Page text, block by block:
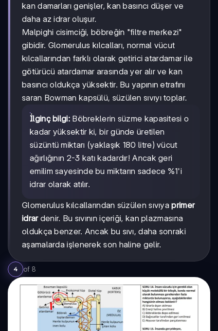
kan damarları genişler, kan basıncı düşer ve
daha az idrar oluşur.
Malpighi cisimciği, böbreğin "filtre merkezi"
gibidir. Glomerulus kılcalları, normal vücut
kılcallarından farklı olarak getirici atardamar ile
götürücü atardamar arasında yer alır ve kan
basıncı oldukça yüksektir. Bu yapının etrafını
saran Bowman kapsülü, süzülen sıvıyı toplar.
İlginç bilgi:Böbreklerin süzme kapasitesi o
kadar yüksektir ki, bir günde üretilen
süzüntü miktarı (yaklaşık 180 litre) vücut
ağırlığının 2-3 katı kadardır! Ancak geri
emilim sayesinde bu miktarın sadece %1'i
idrar olarak atılır.
Glomerulus kılcallarından süzülen sıvıyaprimer
idrardenir. Bu sıvının içeriği, kan plazmasına
oldukça benzer. Ancak bu sıvı, daha sonraki
aşamalarda işlenerek son haline gelir.
4 of 8